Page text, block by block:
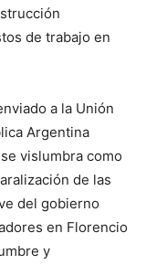
de trabajo en
a la Unión
Argentina
vislumbra como
de las
del gobierno
en Florencio
y